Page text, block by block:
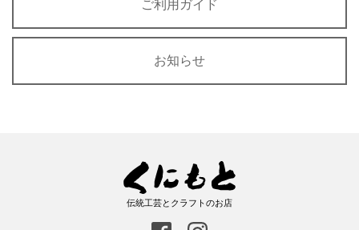
ご利用ガイド
お知らせ
伝統工芸とクラフトのお店